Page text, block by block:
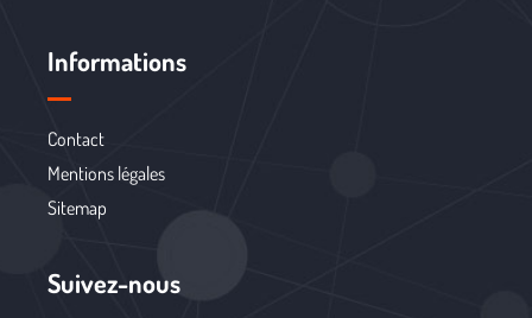
Informations
Contact
Mentions légales
Sitemap
Suivez-nous